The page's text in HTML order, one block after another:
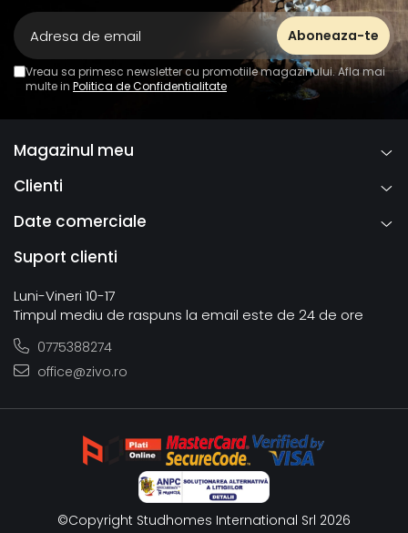
Vreau sa primesc newsletter cu promotiile magazinului. Afla mai
multe in Politica de Confidentialitate
Magazinul meu
Clienti
Date comerciale
Suport clienti
Luni-Vineri 10-17
Timpul mediu de raspuns la email este de 24 de ore
0775388274
office@zivo.ro
©Copyright Studhomes International Srl 2026